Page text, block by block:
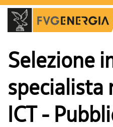
Selezione
specialista
ICT -